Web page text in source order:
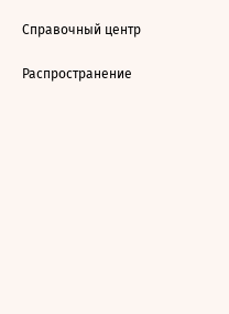
Справочный центр
Распространение